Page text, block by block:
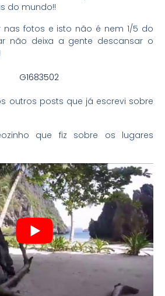
do mundo!!
nas fotos e isto não é nem 1/5 do
não deixa a gente descansar o
outros posts que já escrevi sobre
que fiz sobre os lugares